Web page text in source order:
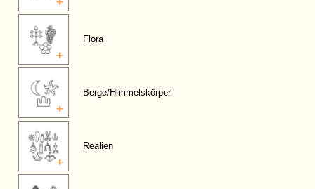
Flora
Berge/Himmelskörper
Realien